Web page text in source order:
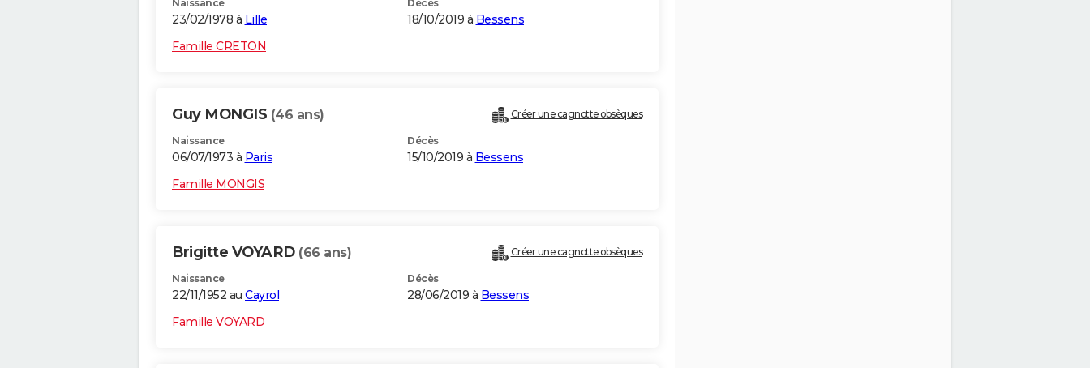
Naissance
23/02/1978 à Lille
Décès
18/10/2019 à Bessens
Famille CRETON
Guy MONGIS (46 ans) Créer une cagnotte obsèques
Naissance
06/07/1973 à Paris
Décès
15/10/2019 à Bessens
Famille MONGIS
Brigitte VOYARD (66 ans) Créer une cagnotte obsèques
Naissance
22/11/1952 au Cayrol
Décès
28/06/2019 à Bessens
Famille VOYARD